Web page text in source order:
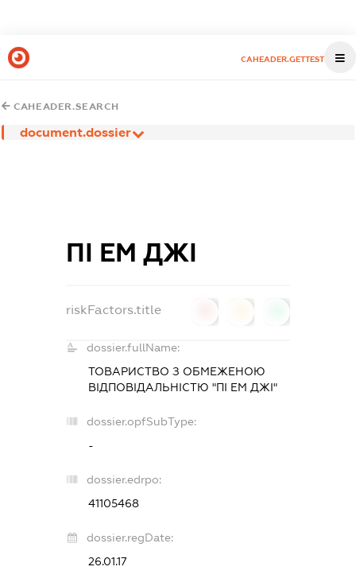
CAHEADER.GETTEST
CAHEADER.SEARCH
document.dossier
ПІ ЕМ ДЖІ
riskFactors.title
dossier.fullName:
ТОВАРИСТВО З ОБМЕЖЕНОЮ
ВІДПОВІДАЛЬНІСТЮ "ПІ ЕМ ДЖІ"
dossier.opfSubType:
-
dossier.edrpo:
41105468
dossier.regDate:
26.01.17